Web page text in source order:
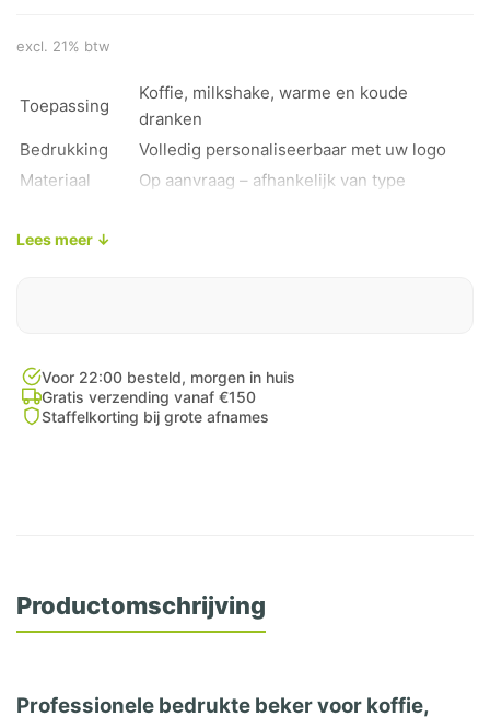
excl. 21% btw
Toepassing
Koffie, milkshake, warme en koude
dranken
Bedrukking
Volledig personaliseerbaar met uw logo
Materiaal
Op aanvraag – afhankelijk van type
Uniek
Lees meer ↓
Voor 22:00 besteld, morgen in huis
Gratis verzending vanaf €150
Staffelkorting bij grote afnames
Productomschrijving
Professionele bedrukte beker voor koffie,